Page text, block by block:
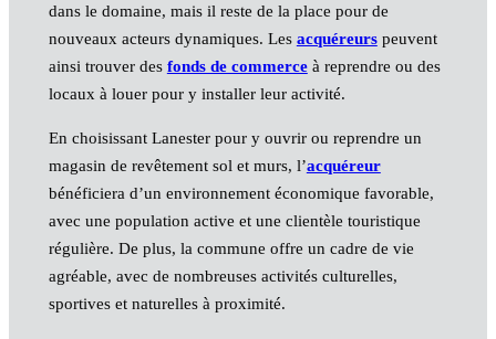
dans le domaine, mais il reste de la place pour de
nouveaux acteurs dynamiques. Les acquéreurspeuvent
ainsi trouver des fonds de commerceà reprendre ou des
locaux à louer pour y installer leur activité.
En choisissant Lanester pour y ouvrir ou reprendre un
magasin de revêtement sol et murs, l’acquéreur
bénéficiera d’un environnement économique favorable,
avec une population active et une clientèle touristique
régulière. De plus, la commune offre un cadre de vie
agréable, avec de nombreuses activités culturelles,
sportives et naturelles à proximité.